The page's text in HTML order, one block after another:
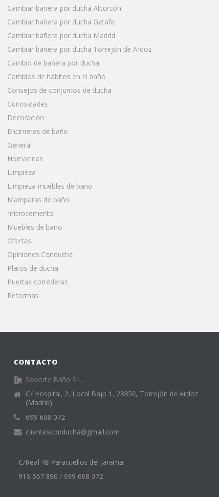
Cambiar bañera por ducha Alcorcón
Cambiar bañera por ducha Getafe
Cambiar bañera por ducha Madrid
Cambiar bañera por ducha Torrejón de Ardoz
Cambio de bañera por ducha
Cambios de hábitos en el baño
Consejos de conjuntos de ducha
Curiosidades
Decoración
Encimeras de baño
General
Hornacinas
Limpieza
Limpieza muebles de baño
Mamparas de baño
microcemento
Muebles de baño
Ofertas
Opiniones Conducha
Platos de ducha
Puertas correderas
Reformas
CONTACTO
Soporte Baño S.L.
C/ Hospital, 2, Local Bajo 1, 28850, Torrejón de Ardoz
(Madrid)
699 608 072
clientesconducha@gmail.com
C/Real 48 Paracuellos del Jarama
916 567 890 / 699 608 072